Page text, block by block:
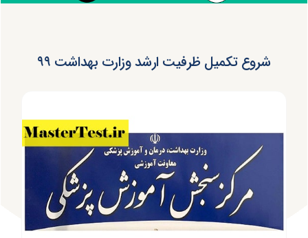
شروع تکمیل ظرفیت ارشد وزارت بهداشت ۹۹